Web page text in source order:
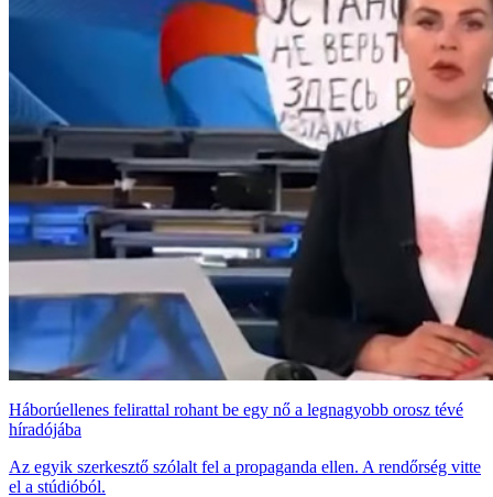
Háborúellenes felirattal rohant be egy nő a legnagyobb orosz tévé
híradójába
Az egyik szerkesztő szólalt fel a propaganda ellen. A rendőrség vitte
el a stúdióból.